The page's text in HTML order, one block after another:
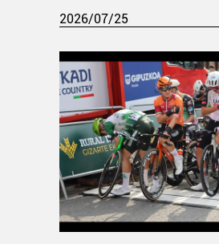
2026/07/25